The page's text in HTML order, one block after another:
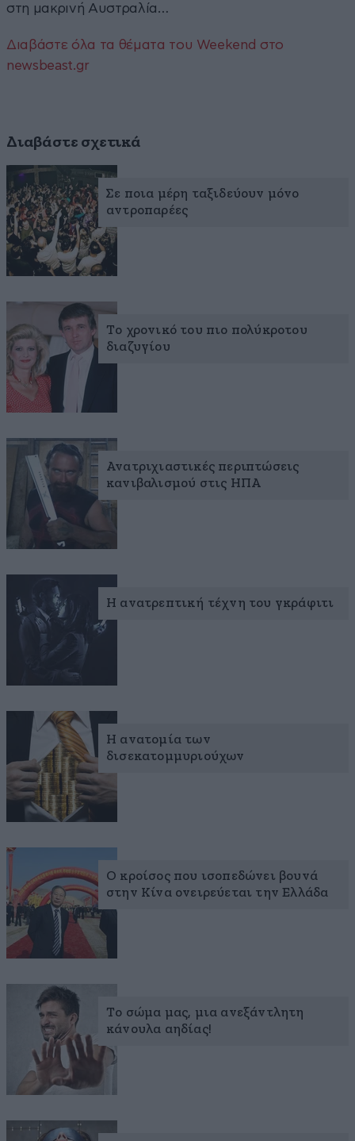
στη μακρινή Αυστραλία…
Διαβάστε όλα τα θέματα του Weekend στο
newsbeast.gr
Διαβάστε σχετικά
Σε ποια μέρη ταξιδεύουν μόνο
αντροπαρέες
Το χρονικό του πιο πολύκροτου
διαζυγίου
Ανατριχιαστικές περιπτώσεις
κανιβαλισμού στις ΗΠΑ
Η ανατρεπτική τέχνη του γκράφιτι
Η ανατομία των
δισεκατομμυριούχων
Ο κροίσος που ισοπεδώνει βουνά
στην Κίνα ονειρεύεται την Ελλάδα
Το σώμα μας, μια ανεξάντλητη
κάνουλα αηδίας!